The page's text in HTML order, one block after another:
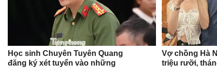
Học sinh Chuyên Tuyên Quang
đăng ký xét tuyển vào những
Vợ chồng Hà
triệu rưỡi,